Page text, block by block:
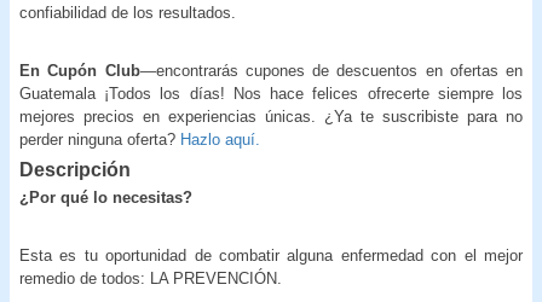
confiabilidad de los resultados.
En Cupón Club—encontrarás cupones de descuentos en ofertas en
Guatemala ¡Todos los días! Nos hace felices ofrecerte siempre los
mejores precios en experiencias únicas. ¿Ya te suscribiste para no
perder ninguna oferta? Hazlo aquí.
Descripción
¿Por qué lo necesitas?
Esta es tu oportunidad de combatir alguna enfermedad con el mejor
remedio de todos: LA PREVENCIÓN.